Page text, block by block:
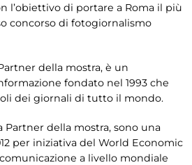
l’obiettivo di portare a Roma il più
concorso di fotogiornalismo
della mostra, è un
fondato nel 1993 che
dei giornali di tutto il mondo.
Partner della mostra, sono una
per iniziativa del World Economic
a livello mondiale